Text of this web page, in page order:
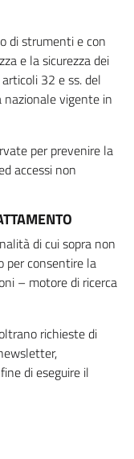
di strumenti e con
e la sicurezza dei
32 e ss. del
nazionale vigente in
per prevenire la
accessi non
di cui sopra non
per consentire la
– motore di ricerca
richieste di
di eseguire il